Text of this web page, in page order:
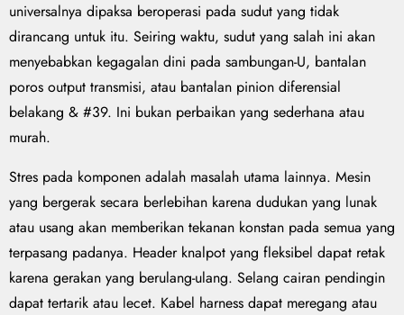
universalnya dipaksa beroperasi pada sudut yang tidak
dirancang untuk itu. Seiring waktu, sudut yang salah ini akan
menyebabkan kegagalan dini pada sambungan-U, bantalan
poros output transmisi, atau bantalan pinion diferensial
belakang & #39. Ini bukan perbaikan yang sederhana atau
murah.
Stres pada komponen adalah masalah utama lainnya. Mesin
yang bergerak secara berlebihan karena dudukan yang lunak
atau usang akan memberikan tekanan konstan pada semua yang
terpasang padanya. Header knalpot yang fleksibel dapat retak
karena gerakan yang berulang-ulang. Selang cairan pendingin
dapat tertarik atau lecet. Kabel harness dapat meregang atau